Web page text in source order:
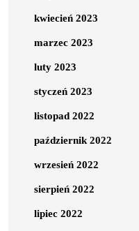
kwiecień 2023
marzec 2023
luty 2023
styczeń 2023
listopad 2022
październik 2022
wrzesień 2022
sierpień 2022
lipiec 2022